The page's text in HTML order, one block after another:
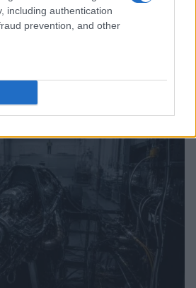
including authentication
prevention, and other
sicura, errori da evitare